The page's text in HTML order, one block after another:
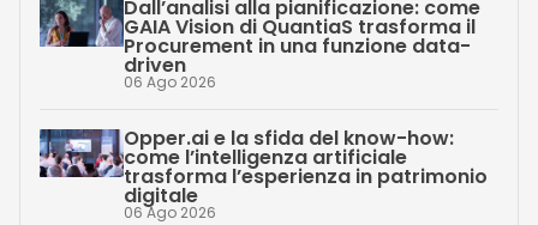
Dall’analisi alla pianificazione: come
GAIA Vision di QuantiaS trasforma il
Procurement in una funzione data-
driven
06 Ago 2026
Opper.ai e la sfida del know-how:
come l’intelligenza artificiale
trasforma l’esperienza in patrimonio
digitale
06 Ago 2026